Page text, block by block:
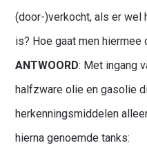
(door-)verkocht, als er wel
is? Hoe gaat men hiermee
ANTWOORD: Met ingang
halfzware olie en gasolie
herkenningsmiddelen
hierna genoemde tanks: